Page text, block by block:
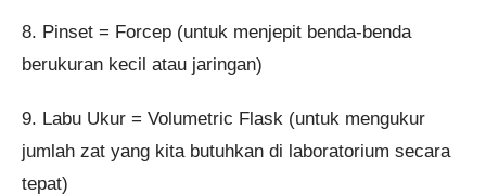
8. Pinset = Forcep (untuk menjepit benda-benda
berukuran kecil atau jaringan)
9. Labu Ukur = Volumetric Flask (untuk mengukur
jumlah zat yang kita butuhkan di laboratorium secara
tepat)